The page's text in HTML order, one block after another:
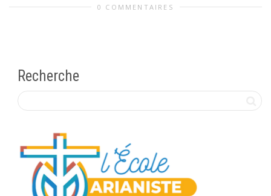
0 COMMENTAIRES
Recherche